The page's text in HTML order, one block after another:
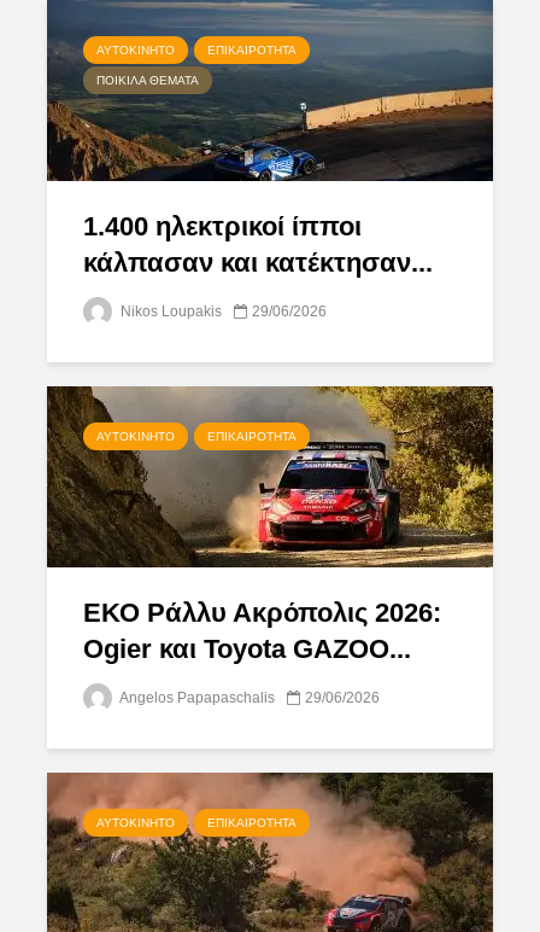
ΑΥΤΟΚΊΝΗΤΟ ΕΠΙΚΑΙΡΌΤΗΤΑ
ΠΟΙΚΊΛΑ ΘΈΜΑΤΑ
1.400 ηλεκτρικοί ίπποι
κάλπασαν και κατέκτησαν...
Nikos Loupakis 29/06/2026
ΑΥΤΟΚΊΝΗΤΟ ΕΠΙΚΑΙΡΌΤΗΤΑ
ΕΚΟ Ράλλυ Ακρόπολις 2026:
Ogier και Toyota GAZOO...
Angelos Papapaschalis 29/06/2026
ΑΥΤΟΚΊΝΗΤΟ ΕΠΙΚΑΙΡΌΤΗΤΑ